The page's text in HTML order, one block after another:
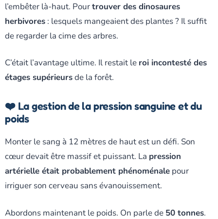
l’embêter là-haut. Pourtrouver des dinosaures
herbivores : lesquels mangeaient des plantes ? Il suffit
de regarder la cime des arbres.
C’était l’avantage ultime. Il restait le roi incontesté des
étages supérieursde la forêt.
❤️ La gestion de la pression sanguine et du
poids
Monter le sang à 12 mètres de haut est un défi. Son
cœur devait être massif et puissant. La pression
artérielle était probablement phénoménale pour
irriguer son cerveau sans évanouissement.
Abordons maintenant le poids. On parle de 50 tonnes.